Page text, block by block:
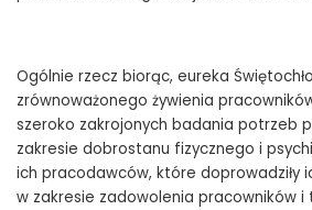
Ogólnie rzecz biorąc, eureka
zrównoważonego żywienia
szeroko zakrojonych badania potrzeb
zakresie dobrostanu fizycznego i
ich pracodawców, które doprowadziły
w zakresie zadowolenia pracowników i